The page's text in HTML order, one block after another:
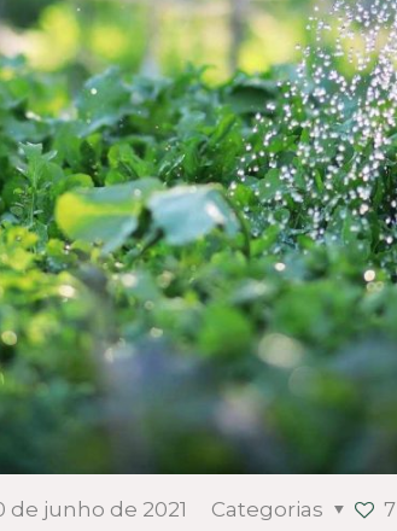
de junho de 2021 Categorias 7